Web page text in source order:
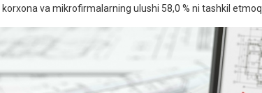
korxona va mikrofirmalarning ulushi 58,0 % ni tashkil